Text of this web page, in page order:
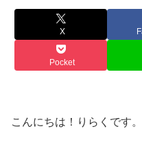
X
Pocket
こんにちは！りらくです。